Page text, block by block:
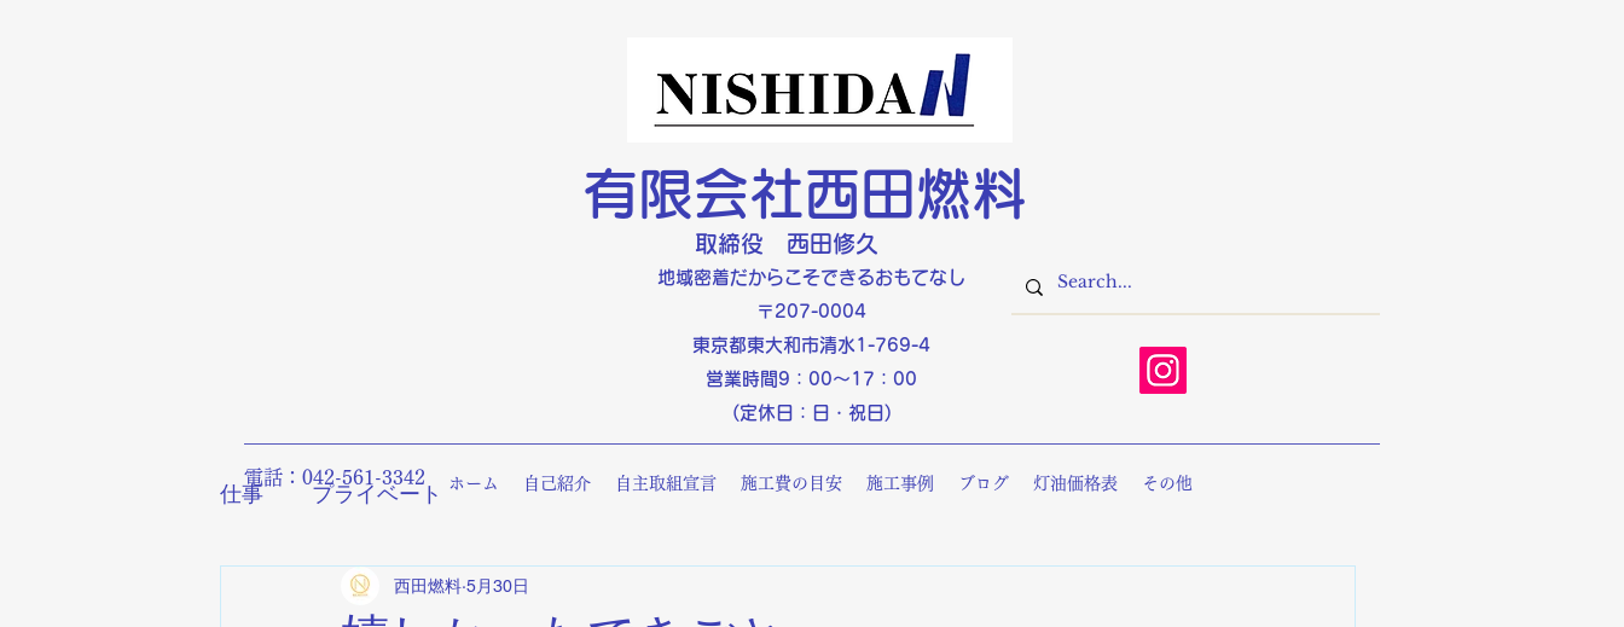
有限会社西田燃料
​取締役 西田修久
​​地域密着だからこそできるおもてなし
〒207-0004
東京都東大和市清水1-769-4
営業時間9：00～17：00
(定休日：日・祝日)
電話：042-561-3342 ホーム 自己紹介 自主取組宣言 施工費の目安 施工事例 ブログ 灯油価格表 その他
仕事 プライベート
西田燃料 5月30日